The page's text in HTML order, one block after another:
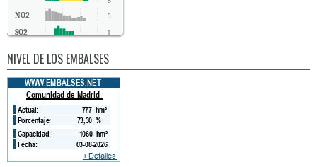
NO2 3
SO2 1
NIVEL DE LOS EMBALSES